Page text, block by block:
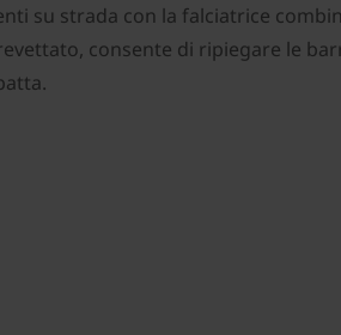
su strada con la falciatrice
consente di ripiegare le